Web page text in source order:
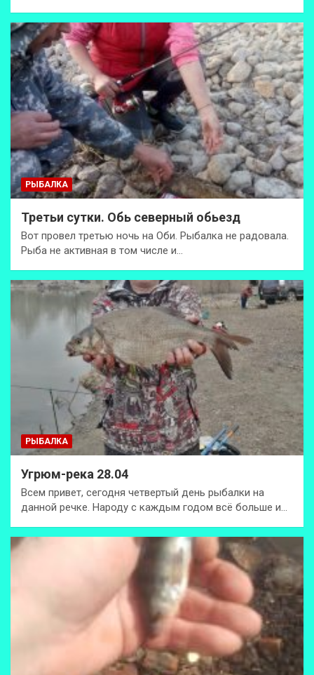
РЫБАЛКА
Третьи сутки. Обь северный обьезд
Вот провел третью ночь на Оби. Рыбалка не радовала.
Рыба не активная в том числе и…
РЫБАЛКА
Угрюм-река 28.04
Всем привет, сегодня четвертый день рыбалки на
данной речке. Народу с каждым годом всё больше и…